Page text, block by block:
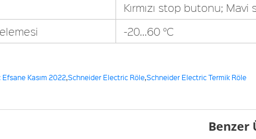
Kırmızı stop butonu; Mavi
-20...60 °C
Kasım 2022,Schneider Electric Röle,Schneider Electric Termik Röle
Benzer